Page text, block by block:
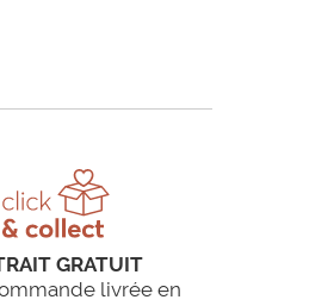
GRATUIT
livrée en